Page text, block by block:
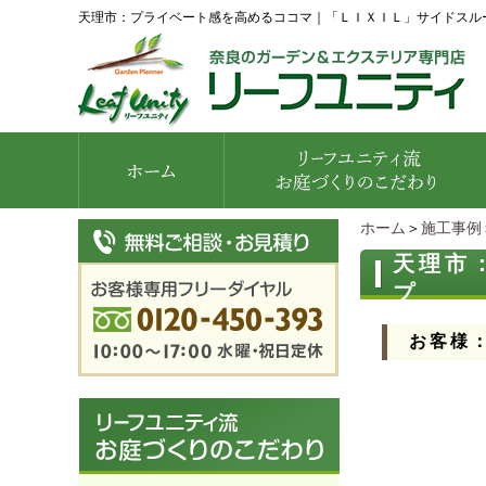
天理市：プライベート感を高めるココマ｜「ＬＩＸＩＬ」サイドス
ホーム ＞ 施工事例
天理市
プ
お客様